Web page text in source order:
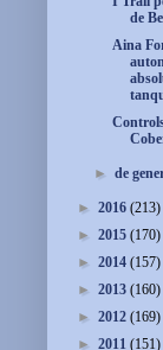
de
Aina
►de
► 2016 (213)
► 2015 (170)
► 2014 (157)
► 2013 (160)
► 2012 (169)
► 2011 (151)